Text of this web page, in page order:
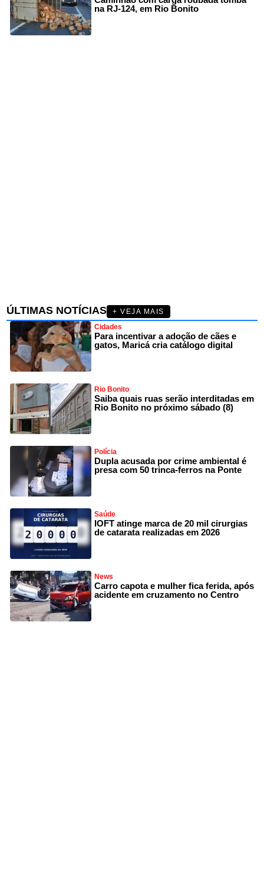
na RJ-124, em Rio Bonito
ÚLTIMAS NOTÍCIAS
+ VEJA MAIS
Cidades
Para incentivar a adoção de cães e
gatos, Maricá cria catálogo digital
Rio Bonito
Saiba quais ruas serão interditadas em
Rio Bonito no próximo sábado (8)
Polícia
Dupla acusada por crime ambiental é
presa com 50 trinca-ferros na Ponte
Saúde
IOFT atinge marca de 20 mil cirurgias
de catarata realizadas em 2026
News
Carro capota e mulher fica ferida, após
acidente em cruzamento no Centro